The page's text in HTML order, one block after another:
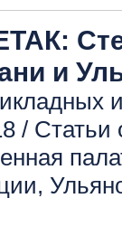
и
/ Статьи
,